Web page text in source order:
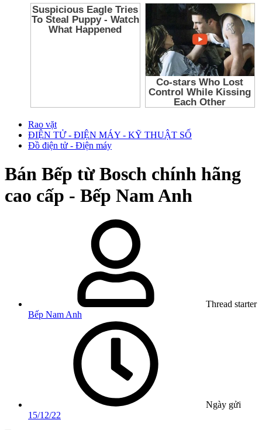
Rao vặt
ĐIỆN TỬ - ĐIỆN MÁY - KỸ THUẬT SỐ
Đồ điện tử - Điện máy
Bán Bếp từ Bosch chính hãng
cao cấp - Bếp Nam Anh
Thread starter
Bếp Nam Anh
Ngày gửi
15/12/22